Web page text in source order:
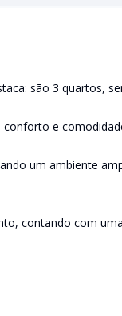
são 3 quartos,
e
um ambiente
contando com